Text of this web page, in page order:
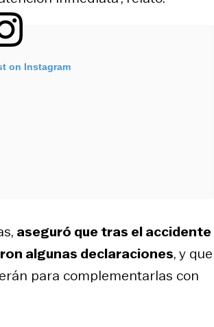
on Instagram
aseguró que tras el accidente
algunas declaraciones, y que
para complementarlas con